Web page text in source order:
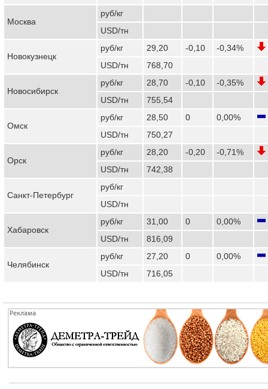
Москва
руб/кг
USD/тн
Новокузнецк
руб/кг 29,20 -0,10
-0,34%
USD/тн
768,70
Новосибирск
руб/кг 28,70 -0,10
-0,35%
USD/тн
755,54
Омск
руб/кг 28,50 0
0,00%
USD/тн
750,27
Орск
руб/кг 28,20 -0,20
-0,71%
USD/тн
742,38
Санкт-Петербург
руб/кг
USD/тн
Хабаровск
руб/кг 31,00 0
0,00%
USD/тн
816,09
Челябинск
руб/кг 27,20 0
0,00%
USD/тн
716,05